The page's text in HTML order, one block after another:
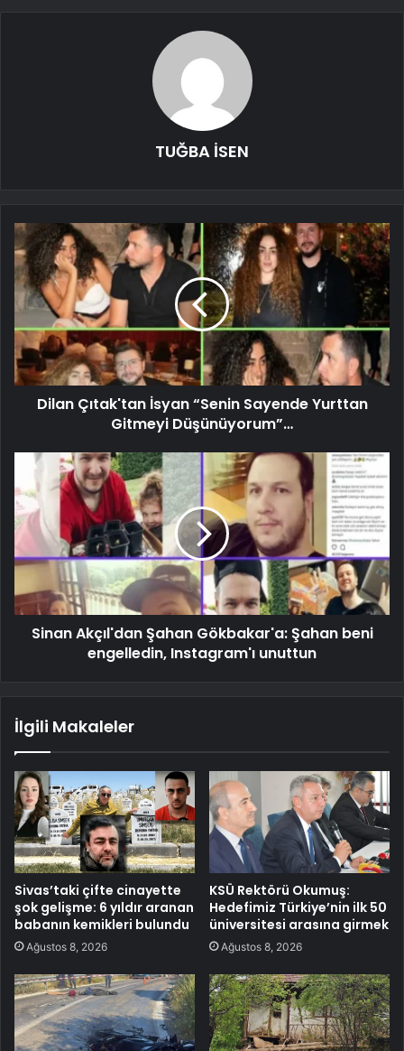
TUĞBA İSEN
Dilan Çıtak'tan İsyan “Senin Sayende Yurttan
Gitmeyi Düşünüyorum”…
Sinan Akçıl'dan Şahan Gökbakar'a: Şahan beni
engelledin, Instagram'ı unuttun
İlgili Makaleler
Sivas’taki çifte cinayette
şok gelişme: 6 yıldır aranan
babanın kemikleri bulundu
Ağustos 8, 2026
KSÜ Rektörü Okumuş:
Hedefimiz Türkiye’nin ilk 50
üniversitesi arasına girmek
Ağustos 8, 2026